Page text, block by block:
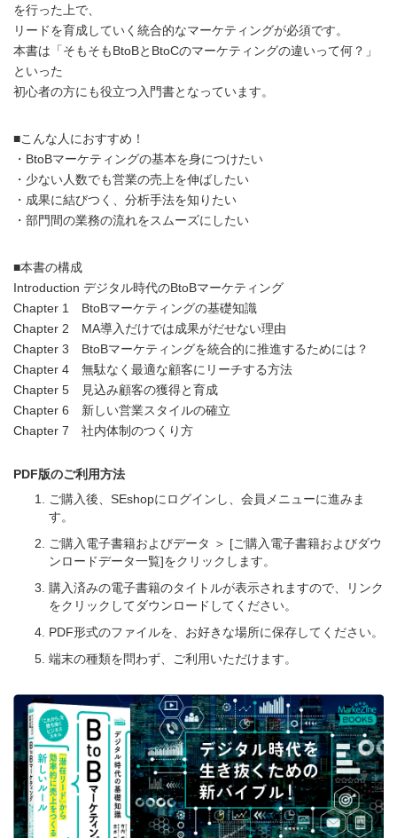
を行った上で、
リードを育成していく統合的なマーケティングが必須です。
本書は「そもそもBtoBとBtoCのマーケティングの違いって何？」
といった
初心者の方にも役立つ入門書となっています。
■こんな人におすすめ！
・BtoBマーケティングの基本を身につけたい
・少ない人数でも営業の売上を伸ばしたい
・成果に結びつく、分析手法を知りたい
・部門間の業務の流れをスムーズにしたい
■本書の構成
Introduction デジタル時代のBtoBマーケティング
Chapter 1 BtoBマーケティングの基礎知識
Chapter 2 MA導入だけでは成果がだせない理由
Chapter 3 BtoBマーケティングを統合的に推進するためには？
Chapter 4 無駄なく最適な顧客にリーチする方法
Chapter 5 見込み顧客の獲得と育成
Chapter 6 新しい営業スタイルの確立
Chapter 7 社内体制のつくり方
PDF版のご利用方法
ご購入後、SEshopにログインし、会員メニューに進みま
す。
ご購入電子書籍およびデータ ＞ [ご購入電子書籍およびダウ
ンロードデータ一覧]をクリックします。
購入済みの電子書籍のタイトルが表示されますので、リンク
をクリックしてダウンロードしてください。
PDF形式のファイルを、お好きな場所に保存してください。
端末の種類を問わず、ご利用いただけます。